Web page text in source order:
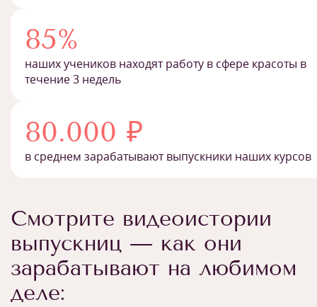
85%
наших учеников находят работу в сфере красоты в
течение 3 недель
80.000 ₽
в среднем зарабатывают выпускники наших курсов
Смотрите видеоистории
выпускниц — как они
зарабатывают на любимом
деле: